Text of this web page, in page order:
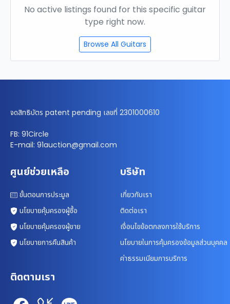
No active listings found for this specific guitar
type right now.
Browse All Guitars
จดสิทธิบัตร patent pending เลขที่ 2301000610
FB: 91Circle
E-mail: 91auction@gmail.com
ศูนย์ช่วยเหลือ
ขั้นตอนการประมูล
นโยบายคุ้มครองผู้ซื้อ
นโยบายคุ้มครองผู้ขาย
นโยบายการคืนสินค้า
บริษัท
เกี่ยวกับเรา
ติดต่อเรา
เงื่อนไขข้อตกลงการใช้บริการ
นโยบายในการคุ้มครองข้อมูลส่วนบุคคล
ค่าธรรมเนียมการบริการ
ติดตามเรา